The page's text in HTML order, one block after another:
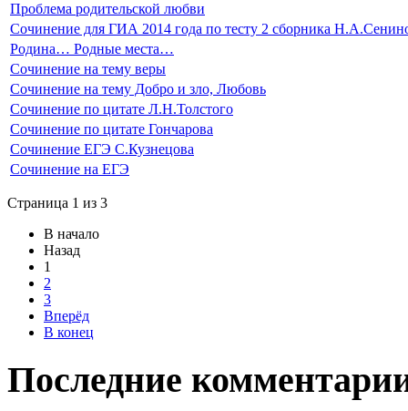
Проблема родительской любви
Сочинение для ГИА 2014 года по тесту 2 сборника
Родина… Родные места…
Сочинение на тему веры
Сочинение на тему Добро и зло, Любовь
Сочинение по цитате Л.Н.Толстого
Сочинение по цитате Гончарова
Сочинение ЕГЭ С.Кузнецова
Сочинение на ЕГЭ
Страница 1 из 3
В начало
Назад
1
2
3
Вперёд
В конец
Последние